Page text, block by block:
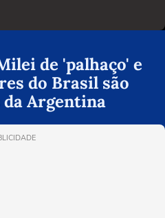
de 'palhaço' e
do Brasil são
Argentina